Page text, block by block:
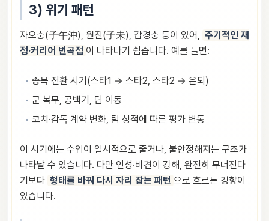
3) 위기 패턴
자오충(子午沖), 원진(子未), 갑경충 등이 있어, 주기적인 재
정·커리어 변곡점 이 나타나기 쉽습니다. 예를 들면:
종목 전환 시기(스타1 → 스타2, 스타2 → 은퇴)
군 복무, 공백기, 팀 이동
코치·감독 계약 변화, 팀 성적에 따른 평가 변동
이 시기에는 수입이 일시적으로 줄거나, 불안정해지는 구조가
나타날 수 있습니다. 다만 인성·비견이 강해, 완전히 무너진다
기보다 형태를 바꿔 다시 자리 잡는 패턴 으로 흐르는 경향이
있습니다.